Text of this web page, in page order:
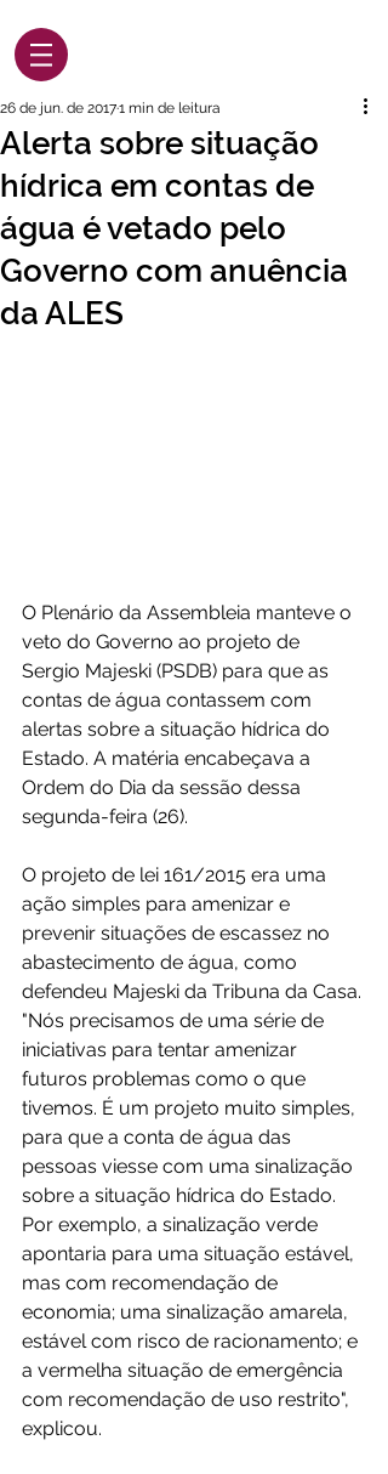
Alerta sobre situação
hídrica em contas de
água é vetado pelo
Governo com anuência
da ALES
26 de jun. de 20171 min de leitura
O Plenário da Assembleia manteve o
veto do Governo ao projeto de
Sergio Majeski (PSDB) para que as
contas de água contassem com
alertas sobre a situação hídrica do
Estado. A matéria encabeçava a
Ordem do Dia da sessão dessa
segunda-feira (26).
O projeto de lei 161/2015 era uma
ação simples para amenizar e
prevenir situações de escassez no
abastecimento de água, como
defendeu Majeski da Tribuna da Casa.
"Nós precisamos de uma série de
iniciativas para tentar amenizar
futuros problemas como o que
tivemos. É um projeto muito simples,
para que a conta de água das
pessoas viesse com uma sinalização
sobre a situação hídrica do Estado.
Por exemplo, a sinalização verde
apontaria para uma situação estável,
mas com recomendação de
economia; uma sinalização amarela,
estável com risco de racionamento; e
a vermelha situação de emergência
com recomendação de uso restrito",
explicou.